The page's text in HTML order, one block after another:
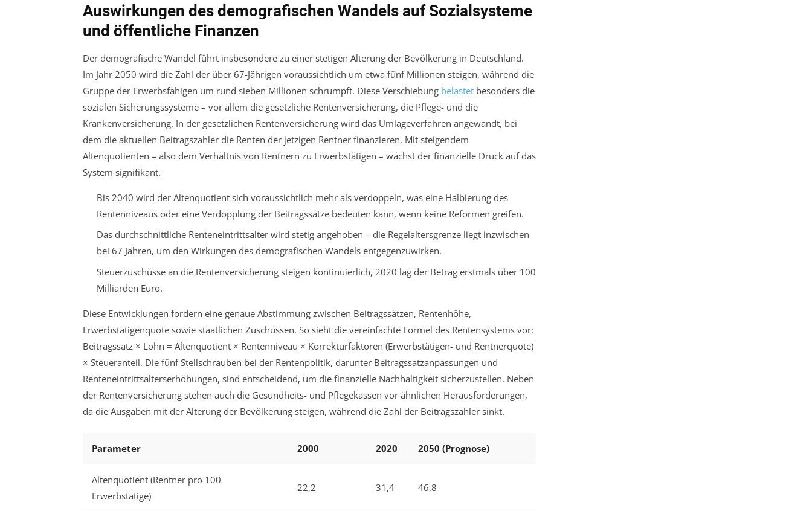
Auswirkungen des demografischen Wandels auf Sozialsysteme
und öffentliche Finanzen
Der demografische Wandel führt insbesondere zu einer stetigen Alterung der Bevölkerung in Deutschland.
Im Jahr 2050 wird die Zahl der über 67-Jährigen voraussichtlich um etwa fünf Millionen steigen, während die
Gruppe der Erwerbsfähigen um rund sieben Millionen schrumpft. Diese Verschiebung belastet besonders die
sozialen Sicherungssysteme – vor allem die gesetzliche Rentenversicherung, die Pflege- und die
Krankenversicherung. In der gesetzlichen Rentenversicherung wird das Umlageverfahren angewandt, bei
dem die aktuellen Beitragszahler die Renten der jetzigen Rentner finanzieren. Mit steigendem
Altenquotienten – also dem Verhältnis von Rentnern zu Erwerbstätigen – wächst der finanzielle Druck auf das
System signifikant.
Bis 2040 wird der Altenquotient sich voraussichtlich mehr als verdoppeln, was eine Halbierung des
Rentenniveaus oder eine Verdopplung der Beitragssätze bedeuten kann, wenn keine Reformen greifen.
Das durchschnittliche Renteneintrittsalter wird stetig angehoben – die Regelaltersgrenze liegt inzwischen
bei 67 Jahren, um den Wirkungen des demografischen Wandels entgegenzuwirken.
Steuerzuschüsse an die Rentenversicherung steigen kontinuierlich, 2020 lag der Betrag erstmals über 100
Milliarden Euro.
Diese Entwicklungen fordern eine genaue Abstimmung zwischen Beitragssätzen, Rentenhöhe,
Erwerbstätigenquote sowie staatlichen Zuschüssen. So sieht die vereinfachte Formel des Rentensystems vor:
Beitragssatz × Lohn = Altenquotient × Rentenniveau × Korrekturfaktoren (Erwerbstätigen- und Rentnerquote)
× Steueranteil. Die fünf Stellschrauben bei der Rentenpolitik, darunter Beitragssatzanpassungen und
Renteneintrittsalterserhöhungen, sind entscheidend, um die finanzielle Nachhaltigkeit sicherzustellen. Neben
der Rentenversicherung stehen auch die Gesundheits- und Pflegekassen vor ähnlichen Herausforderungen,
da die Ausgaben mit der Alterung der Bevölkerung steigen, während die Zahl der Beitragszahler sinkt.
Parameter 2000 2020 2050 (Prognose)
Altenquotient (Rentner pro 100
Erwerbstätige)
22,2 31,4 46,8